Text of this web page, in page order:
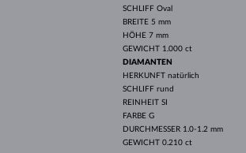
SCHLIFF Oval
BREITE 5 mm
HÖHE 7 mm
GEWICHT 1.000 ct
DIAMANTEN
HERKUNFT natürlich
SCHLIFF rund
REINHEIT SI
FARBE G
DURCHMESSER 1.0-1.2 mm
GEWICHT 0.210 ct